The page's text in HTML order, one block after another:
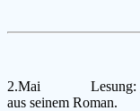
2.Mai Lesung:
aus seinem Roman.